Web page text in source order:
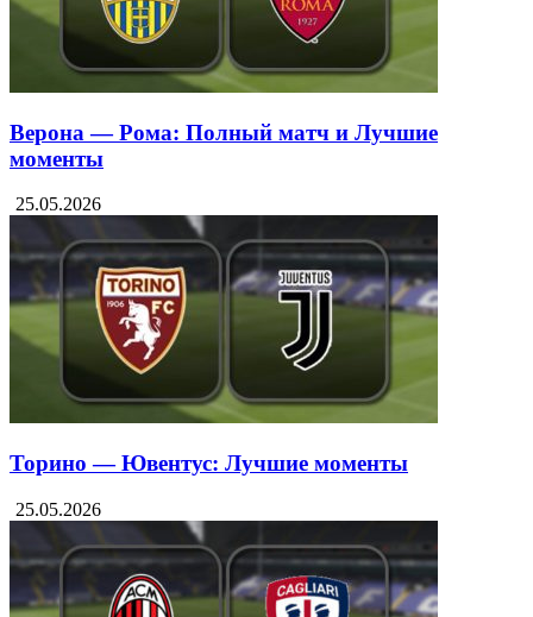
Верона — Рома: Полный матч и Лучшие
моменты
25.05.2026
Торино — Ювентус: Лучшие моменты
25.05.2026